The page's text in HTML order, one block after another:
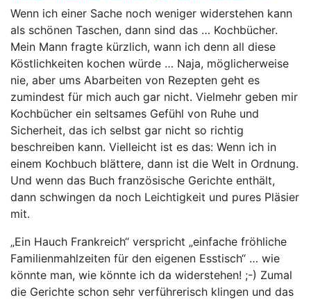
Wenn ich einer Sache noch weniger widerstehen kann
als schönen Taschen, dann sind das … Kochbücher.
Mein Mann fragte kürzlich, wann ich denn all diese
Köstlichkeiten kochen würde … Naja, möglicherweise
nie, aber ums Abarbeiten von Rezepten geht es
zumindest für mich auch gar nicht. Vielmehr geben mir
Kochbücher ein seltsames Gefühl von Ruhe und
Sicherheit, das ich selbst gar nicht so richtig
beschreiben kann. Vielleicht ist es das: Wenn ich in
einem Kochbuch blättere, dann ist die Welt in Ordnung.
Und wenn das Buch französische Gerichte enthält,
dann schwingen da noch Leichtigkeit und pures Pläsier
mit.
„Ein Hauch Frankreich“ verspricht „einfache fröhliche
Familienmahlzeiten für den eigenen Esstisch“ … wie
könnte man, wie könnte ich da widerstehen! ;-) Zumal
die Gerichte schon sehr verführerisch klingen und das